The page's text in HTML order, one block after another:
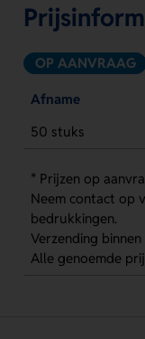
OP AANVRAAG
Afname
50 stuks
* Prijzen op
Neem contact op
bedrukkingen.
Verzending
Alle genoemde